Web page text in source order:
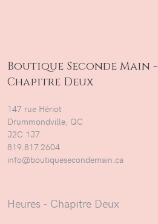
Boutique Seconde Main -
Chapitre Deux
147 rue Hériot
Drummondville, QC
J2C 1J7
819.817.2604
info@boutiquesecondemain.ca
Heures - Chapitre Deux